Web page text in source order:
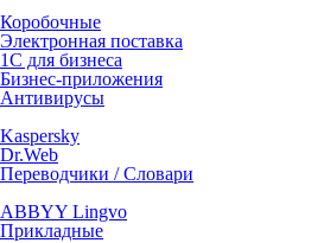
Коробочные
Электронная поставка
1С для бизнеса
Бизнес-приложения
Антивирусы
Kaspersky
Dr.Web
Переводчики / Словари
ABBYY Lingvo
Прикладные